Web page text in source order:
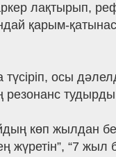
лақтырып,
қарым-
осы
резонанс
көп жылдан
жүретін”, “7 жыл